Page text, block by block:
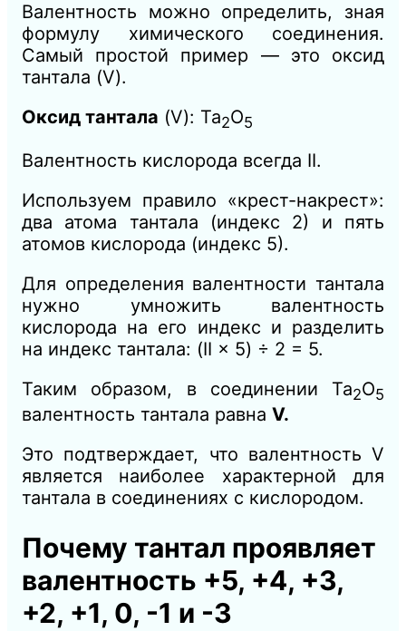
Валентность можно определить, зная
формулу химического соединения.
Самый простой пример — это оксид
тантала (V).
Оксид тантала (V): Ta2​O5
Валентность кислорода всегда II.
Используем правило «крест-накрест»:
два атома тантала (индекс 2) и пять
атомов кислорода (индекс 5).
Для определения валентности тантала
нужно умножить валентность
кислорода на его индекс и разделить
на индекс тантала: (II × 5) ÷ 2 = 5.
Таким образом, в соединении Ta2​O5
валентность тантала равна V.
Это подтверждает, что валентность V
является наиболее характерной для
тантала в соединениях с кислородом.
Почему тантал проявляет
валентность +5, +4, +3,
+2, +1, 0, -1 и -3